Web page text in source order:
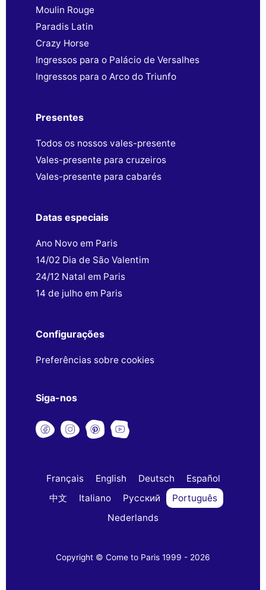
Moulin Rouge
Paradis Latin
Crazy Horse
Ingressos para o Palácio de Versalhes
Ingressos para o Arco do Triunfo
Presentes
Todos os nossos vales-presente
Vales-presente para cruzeiros
Vales-presente para cabarés
Datas especiais
Ano Novo em Paris
14/02 Dia de São Valentim
24/12 Natal em Paris
14 de julho em Paris
Configurações
Preferências sobre cookies
Siga-nos
Français English Deutsch
Español
中文
Italiano Русский
Português
Nederlands
Copyright © Come to Paris 1999 - 2026